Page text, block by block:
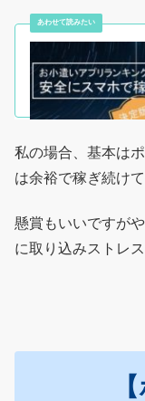
私の場合、基本は
は余裕で稼ぎ続けて
懸賞もいいですが
に取り込みストレ